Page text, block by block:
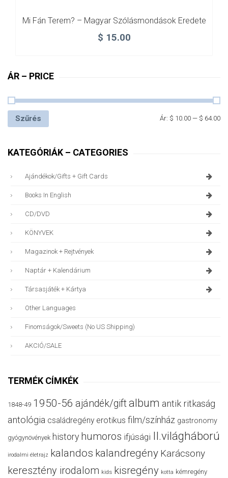
Mi Fán Terem? – Magyar Szólásmondások Eredete
$ 15.00
ÁR – PRICE
Szűrés Ár: $ 10.00 — $ 64.00
KATEGÓRIÁK – CATEGORIES
Ajándékok/gifts + Gift Cards
Books In English
CD/DVD
KÖNYVEK
Magazinok + Rejtvények
Naptár + Kalendárium
Társasjáték + Kártya
Other Languages
Finomságok/sweets (no US Shipping)
AKCIÓ/SALE
TERMÉK CÍMKÉK
1848-49 1950-56 ajándék/giftalbum antik ritkaság
antológia családregény erotikus film/színház gastronomy
gyógynövények history humoros ifjúsági II.világháború
irodalmi életrajz kalandos kalandregény Karácsony
keresztény irodalom kids kisregény kotta kémregény